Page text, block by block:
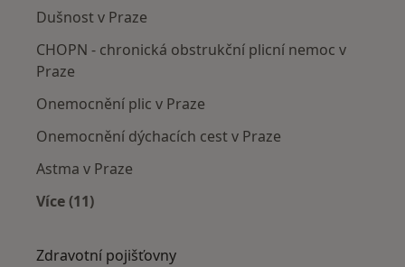
Dušnost v Praze
CHOPN - chronická obstrukční plicní nemoc v
Praze
Onemocnění plic v Praze
Onemocnění dýchacích cest v Praze
Astma v Praze
Více (11)
Zdravotní pojišťovny